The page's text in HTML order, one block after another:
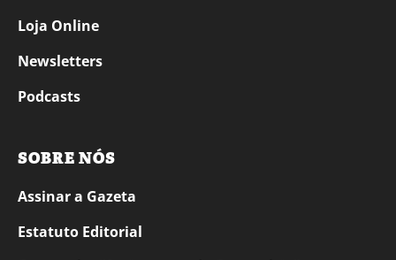
Loja Online
Newsletters
Podcasts
SOBRE NÓS
Assinar a Gazeta
Estatuto Editorial